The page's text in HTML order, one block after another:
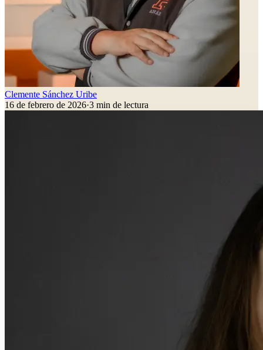
Clemente Sánchez Uribe
16 de febrero de 2026·3 min de lectura